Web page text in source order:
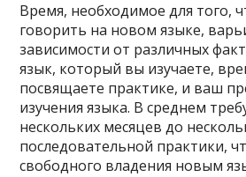
Время, необходимое для того,
говорить на новом языке,
зависимости от различных
язык, который вы изучаете,
посвящаете практике, и ваш
изучения языка. В среднем
нескольких месяцев до
последовательной практики,
свободного владения новым